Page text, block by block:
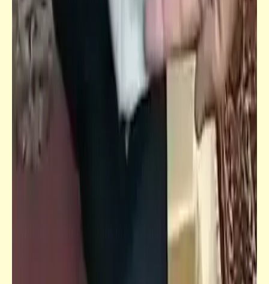
فيدراديو
صباح الفرفشة